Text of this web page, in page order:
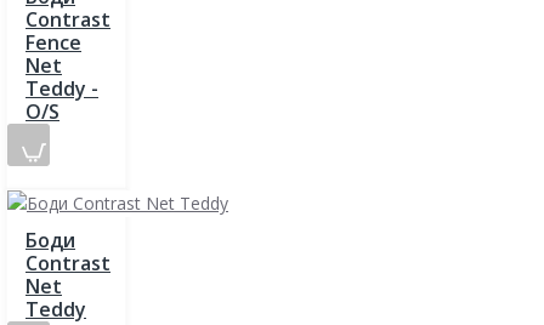
Contrast
Fence
Net
Teddy -
O/S
Боди
Contrast
Net
Teddy